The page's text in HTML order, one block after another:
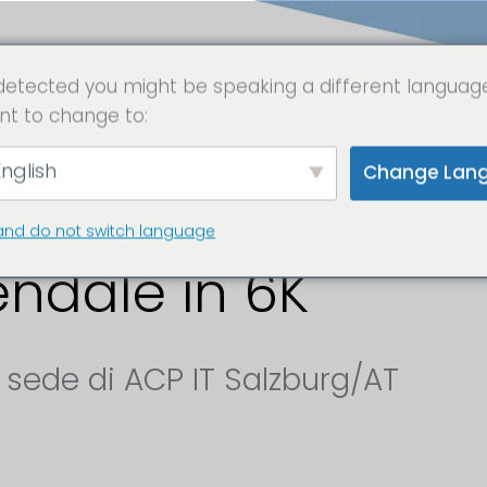
IT Solutions -
lapse della
in 6K
di ACP IT Salzburg/AT
you might be speaking a different
to change to:
Change
do not switch language